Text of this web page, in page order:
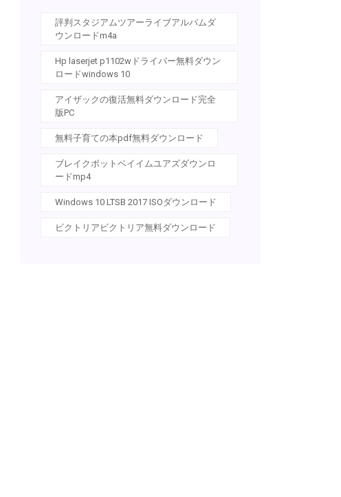
評判スタジアムツアーライブアルバムダ
ウンロードm4a
Hp laserjet p1102wドライバー無料ダウン
ロードwindows 10
アイザックの復活無料ダウンロード完全
版PC
無料子育ての本pdf無料ダウンロード
ブレイクボットベイイムユアズダウンロ
ードmp4
Windows 10 LTSB 2017 ISOダウンロード
ビクトリアビクトリア無料ダウンロード